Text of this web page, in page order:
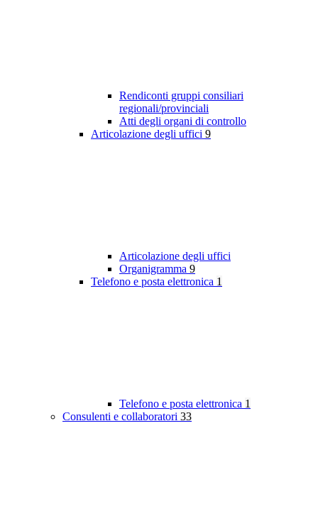
Rendiconti gruppi consiliari
regionali/provinciali
Atti degli organi di controllo
Articolazione degli uffici 9
Articolazione degli uffici
Organigramma 9
Telefono e posta elettronica 1
Telefono e posta elettronica 1
Consulenti e collaboratori 33